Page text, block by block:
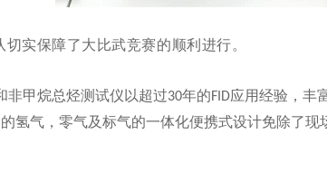
实保障了大比武竞赛的顺利进行。
非甲烷总烃测试仪以超过30年的FID应用经验，丰
氢气，零气及标气的一体化便携式设计免除了